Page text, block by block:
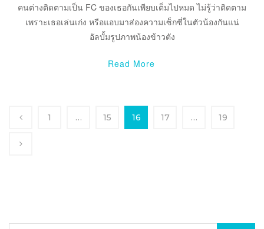
คนต่างติดตามเป็น FC ของเธอกันเพียบเต็มไปหมด ไม่รู้ว่าติดตาม
เพราะเธอเล่นเก่ง หรือแอบมาส่องความเซ็กซี่ในตัวน้องกันแน่
อัลบั้มรูปภาพน้องข้าวตัง
Read More
1 … 15 16 17 … 19